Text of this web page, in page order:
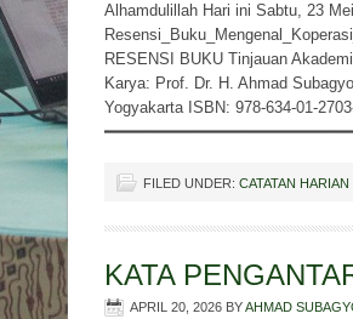
Alhamdulillah Hari ini Sabtu, 23
RESENSI BUKU Tinjauan
Karya: Prof. Dr. H. Ahmad
Yogyakarta ISBN: 978-634-01-
FILED UNDER: CATATAN HARIAN
KATA
APRIL 20, 2026 BYAHMAD